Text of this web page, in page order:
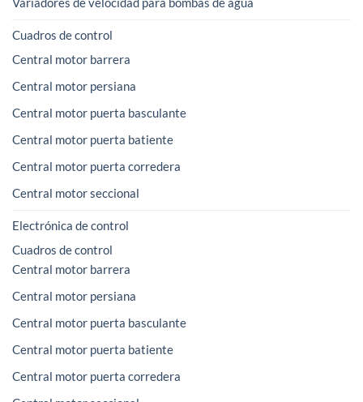
Cuadros de control
Central motor barrera
Central motor persiana
Central motor puerta basculante
Central motor puerta batiente
Central motor puerta corredera
Central motor seccional
Electrónica de control
Cuadros de control
Central motor barrera
Central motor persiana
Central motor puerta basculante
Central motor puerta batiente
Central motor puerta corredera